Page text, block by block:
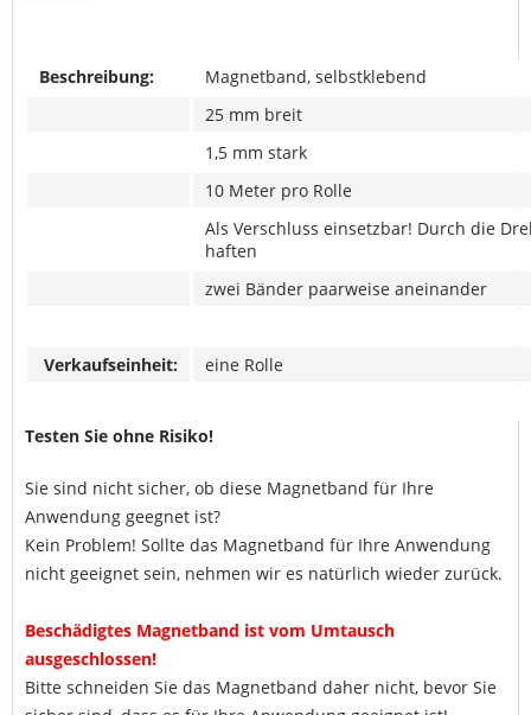
Beschreibung:
Magnetband, selbstklebend
25 mm breit
1,5 mm stark
10 Meter pro Rolle
Als Verschluss einsetzbar! Durch die
haften
zwei Bänder paarweise aneinander
Verkaufseinheit: eine Rolle
Testen Sie ohne Risiko!
Sie sind nicht sicher, ob diese Magnetband für Ihre
Anwendung geegnet ist?
Kein Problem! Sollte das Magnetband für Ihre Anwendung
nicht geeignet sein, nehmen wir es natürlich wieder zurück.
Beschädigtes Magnetband ist vom Umtausch
ausgeschlossen!
Bitte schneiden Sie das Magnetband daher nicht, bevor Sie